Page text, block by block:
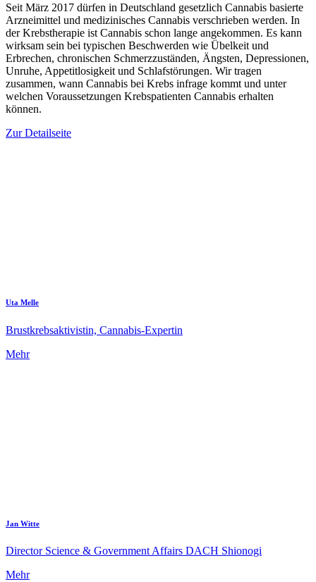
Seit März 2017 dürfen in Deutschland gesetzlich Cannabis basierte
Arzneimittel und medizinisches Cannabis verschrieben werden. In
der Krebstherapie ist Cannabis schon lange angekommen. Es kann
wirksam sein bei typischen Beschwerden wie Übelkeit und
Erbrechen, chronischen Schmerzzuständen, Ängsten, Depressionen,
Unruhe, Appetitlosigkeit und Schlafstörungen. Wir tragen
zusammen, wann Cannabis bei Krebs infrage kommt und unter
welchen Voraussetzungen Krebspatienten Cannabis erhalten
können.
Zur Detailseite
Uta Melle
Brustkrebsaktivistin, Cannabis-Expertin
Mehr
Jan Witte
Director Science & Government Affairs DACH Shionogi
Mehr